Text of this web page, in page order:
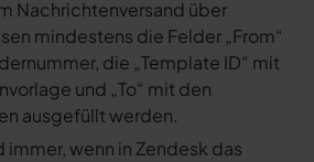
Nachrichtenversand über
mindestens die Felder „From“
die „Template ID“ mit
und „To“ mit den
ausgefüllt werden.
immer, wenn in Zendesk das